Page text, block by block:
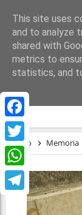
Facebook
Twitter
WhatsApp
Telegram
EL TRISTE
II)
Inicio Memoria
This site uses
and to analyze
shared with
metrics to
statistics, and